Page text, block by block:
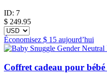
ID: 7
$ 249.95
Économisez $ 15 aujourd’hui
Coffret cadeau pour